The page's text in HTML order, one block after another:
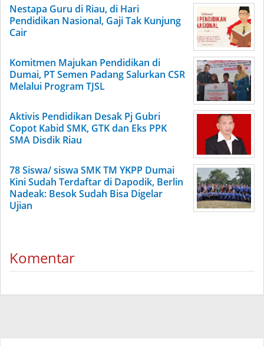
Nestapa Guru di Riau, di Hari
Pendidikan Nasional, Gaji Tak Kunjung
Cair
Komitmen Majukan Pendidikan di
Dumai, PT Semen Padang Salurkan CSR
Melalui Program TJSL
Aktivis Pendidikan Desak Pj Gubri
Copot Kabid SMK, GTK dan Eks PPK
SMA Disdik Riau
78 Siswa/ siswa SMK TM YKPP Dumai
Kini Sudah Terdaftar di Dapodik, Berlin
Nadeak: Besok Sudah Bisa Digelar
Ujian
Komentar